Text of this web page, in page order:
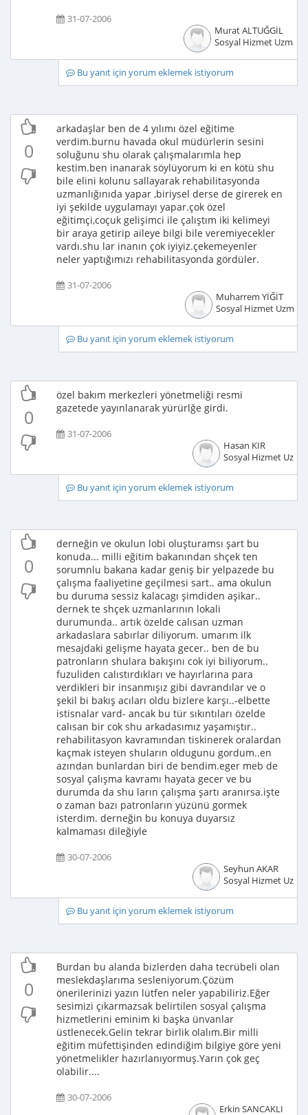
31-07-2006
Murat ALTUĞGİL
Sosyal Hizmet Uzmanı
Bu yanıt için yorum eklemek istiyorum
0
arkadaşlar ben de 4 yılımı özel eğitime
verdim.burnu havada okul müdürlerin sesini
soluğunu shu olarak çalışmalarımla hep
kestim.ben inanarak söylüyorum ki en kötü shu
bile elini kolunu sallayarak rehabilitasyonda
uzmanlığınıda yapar ,biriysel derse de girerek en
iyi şekilde uygulamayı yapar.çok özel
eğitimçi,coçuk gelişimci ile çalıştım iki kelimeyi
bir araya getirip aileye bilgi bile veremiyecekler
vardı.shu lar inanın çok iyiyiz.çekemeyenler
neler yaptığımızı rehabilitasyonda gördüler.
31-07-2006
Muharrem YİĞİT
Sosyal Hizmet Uzmanı
Bu yanıt için yorum eklemek istiyorum
0
özel bakım merkezleri yönetmeliği resmi
gazetede yayınlanarak yürürlğe girdi.
31-07-2006
Hasan KIR
Sosyal Hizmet
Bu yanıt için yorum eklemek istiyorum
0
derneğin ve okulun lobi oluşturamsı şart bu
konuda... milli eğitim bakanından shçek ten
sorumnlu bakana kadar geniş bir yelpazede bu
çalışma faaliyetine geçilmesi sart.. ama okulun
bu duruma sessiz kalacagı şimdiden aşikar..
dernek te shçek uzmanlarının lokali
durumunda.. artık özelde calısan uzman
arkadaslara sabırlar diliyorum. umarım ilk
mesajdaki gelişme hayata gecer.. ben de bu
patronların shulara bakışını cok iyi biliyorum..
fuzuliden calıstırdıkları ve hayırlarına para
verdikleri bir insanmışız gibi davrandılar ve o
şekil bi bakış acıları oldu bizlere karşı..-elbette
istisnalar vard- ancak bu tür sıkıntıları özelde
calısan bir cok shu arkadasımız yaşamıştır..
rehabilitasyon kavramından tiskinerek oralardan
kaçmak isteyen shuların oldugunu gordum..en
azından bunlardan biri de bendim.eger meb de
sosyal çalışma kavramı hayata gecer ve bu
durumda da shu ların çalışma şartı aranırsa.işte
o zaman bazı patronların yüzünü gormek
isterdim. derneğin bu konuya duyarsız
kalmaması dileğiyle
30-07-2006
Seyhun AKAR
Sosyal Hizmet
Bu yanıt için yorum eklemek istiyorum
0
Burdan bu alanda bizlerden daha tecrübeli olan
meslekdaşlarıma sesleniyorum.Çözüm
önerilerinizi yazın lütfen neler yapabiliriz.Eğer
sesimizi çıkarmazsak belirtilen sosyal çalışma
hizmetlerini eminim ki başka ünvanlar
üstlenecek.Gelin tekrar birlik olalım.Bir milli
eğitim müfettişinden edindiğim bilgiye göre yeni
yönetmelikler hazırlanıyormuş.Yarın çok geç
olabilir....
30-07-2006
Erkin SANCAKLI